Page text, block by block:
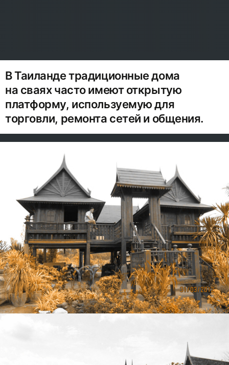
В Таиланде традиционные дома
на сваях часто имеют открытую
платформу, используемую для
торговли, ремонта сетей и общения.